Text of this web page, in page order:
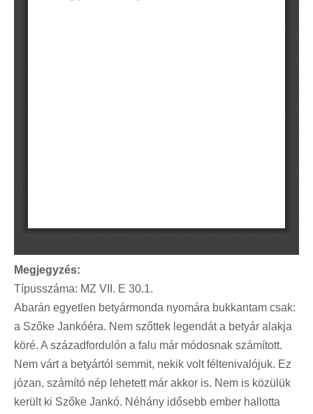
Megjegyzés:
Típusszáma: MZ VII. E 30.1.
Abarán egyetlen betyármonda nyomára bukkantam csak:
a Szőke Jankóéra. Nem szőttek legendát a betyár alakja
köré. A századfordulón a falu már módosnak számított.
Nem várt a betyártól semmit, nekik volt féltenivalójuk. Ez
józan, számító nép lehetett már akkor is. Nem is közülük
került ki Szőke Jankó. Néhány idősebb ember hallotta